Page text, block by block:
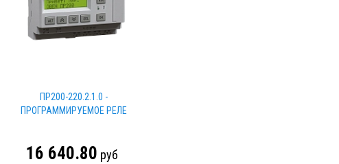
ПР200-220.2.1.0 -
ПРОГРАММИРУЕМОЕ РЕЛЕ
16 640.80 руб